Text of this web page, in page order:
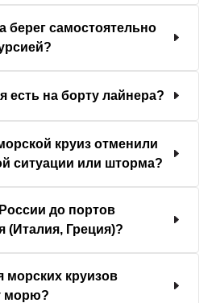
берег самостоятельно
есть на борту лайнера?
круиз отменили
ситуации или шторма?
до портов
Греция)?
морских круизов
морю?